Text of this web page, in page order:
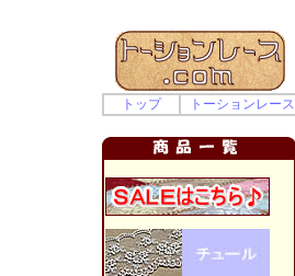
トップ
トーションレース